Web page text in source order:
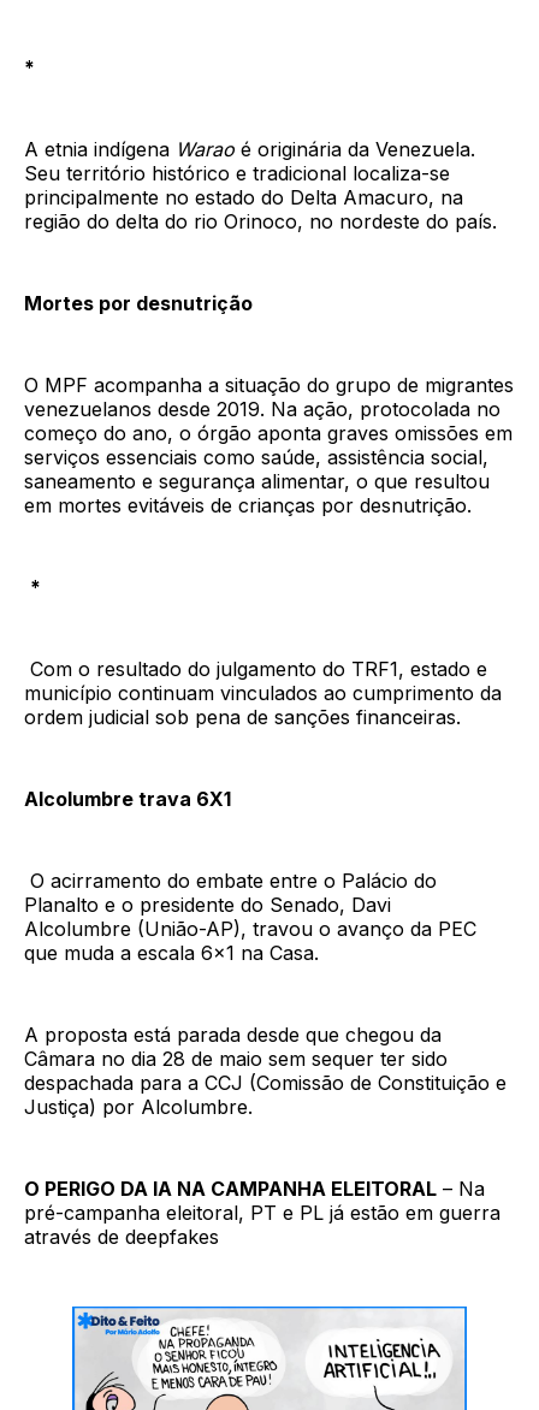
*
A etnia indígena Warao é originária da Venezuela.
Seu território histórico e tradicional localiza-se
principalmente no estado do Delta Amacuro, na
região do delta do rio Orinoco, no nordeste do país.
Mortes por desnutrição
O MPF acompanha a situação do grupo de migrantes
venezuelanos desde 2019. Na ação, protocolada no
começo do ano, o órgão aponta graves omissões em
serviços essenciais como saúde, assistência social,
saneamento e segurança alimentar, o que resultou
em mortes evitáveis de crianças por desnutrição.
*
Com o resultado do julgamento do TRF1, estado e
município continuam vinculados ao cumprimento da
ordem judicial sob pena de sanções financeiras.
Alcolumbre trava 6X1
O acirramento do embate entre o Palácio do
Planalto e o presidente do Senado, Davi
Alcolumbre (União-AP), travou o avanço da PEC
que muda a escala 6x1 na Casa.
A proposta está parada desde que chegou da
Câmara no dia 28 de maio sem sequer ter sido
despachada para a CCJ (Comissão de Constituição e
Justiça) por Alcolumbre.
O PERIGO DA IA NA CAMPANHA ELEITORAL – Na
pré-campanha eleitoral, PT e PL já estão em guerra
através de deepfakes